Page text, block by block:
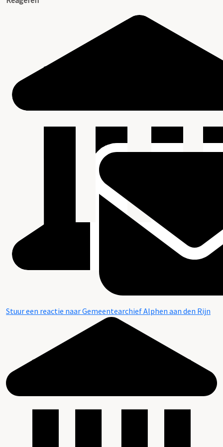
Stuur een reactie naar Gemeentearchief Alphen aan den Rijn